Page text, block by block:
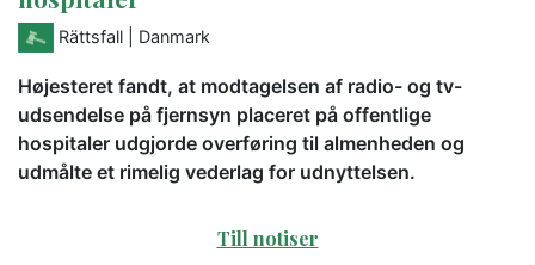
Rättsfall | Danmark
Højesteret fandt, at modtagelsen af radio- og tv-
udsendelse på fjernsyn placeret på offentlige
hospitaler udgjorde overføring til almenheden og
udmålte et rimelig vederlag for udnyttelsen.
Till notiser